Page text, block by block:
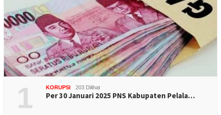
1 KORUPSI 203 Dilihat
Per 30 Januari 2025 PNS Kabupaten Pelala…